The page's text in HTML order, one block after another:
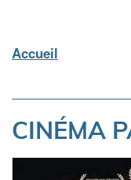
Accueil
CINÉMA